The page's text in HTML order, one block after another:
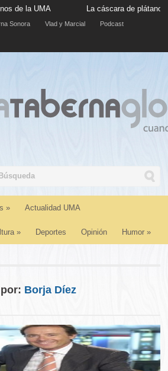
La cáscara de plátano situada en
Sonora Vlad y Marcial Podcast
» Actualidad UMA
» Deportes Opinión Humor »
Borja Díez